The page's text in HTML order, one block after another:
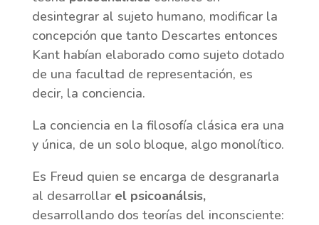
desintegrar al sujeto humano, modificar la
concepción que tanto Descartes entonces
Kant habían elaborado como sujeto dotado
de una facultad de representación, es
decir, la conciencia.
La conciencia en la filosofía clásica era una
y única, de un solo bloque, algo monolítico.
Es Freud quien se encarga de desgranarla
al desarrollar el psicoanálsis,
desarrollando dos teorías del inconsciente: